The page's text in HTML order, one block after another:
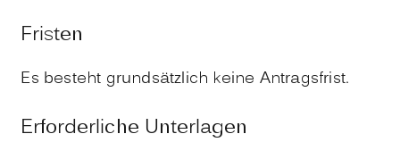
Fristen
Es besteht grundsätzlich keine Antragsfrist.
Erforderliche Unterlagen